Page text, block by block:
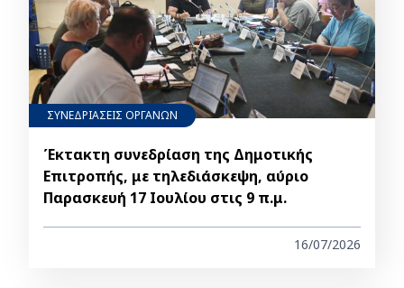
ΣΥΝΕΔΡΙΑΣΕΙΣ ΟΡΓΑΝΩΝ
Έκτακτη συνεδρίαση της Δημοτικής
Επιτροπής, με τηλεδιάσκεψη, αύριο
Παρασκευή 17 Ιουλίου στις 9 π.μ.
16/07/2026